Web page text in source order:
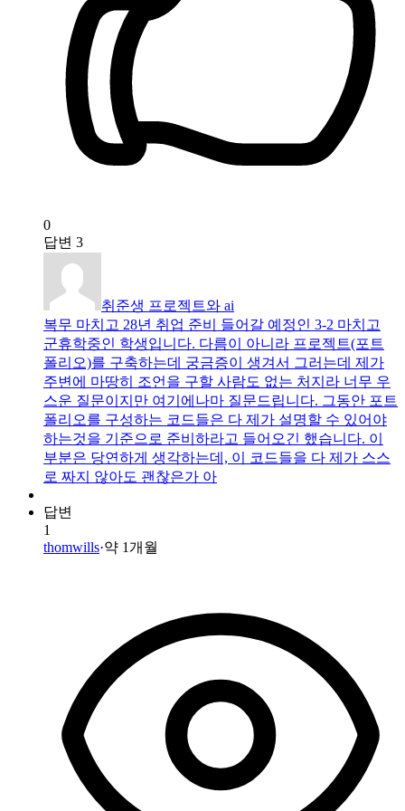
0
답변 3
취준생 프로젝트와 ai
복무 마치고 28년 취업 준비 들어갈 예정인 3-2 마치고
군휴학중인 학생입니다. 다름이 아니라 프로젝트(포트
폴리오)를 구축하는데 궁금증이 생겨서 그러는데 제가
주변에 마땅히 조언을 구할 사람도 없는 처지라 너무 우
스운 질문이지만 여기에나마 질문드립니다. 그동안 포트
폴리오를 구성하는 코드들은 다 제가 설명할 수 있어야
하는것을 기준으로 준비하라고 들어오긴 했습니다. 이
부분은 당연하게 생각하는데, 이 코드들을 다 제가 스스
로 짜지 않아도 괜찮은가 아
답변
1
thomwills·약 1개월